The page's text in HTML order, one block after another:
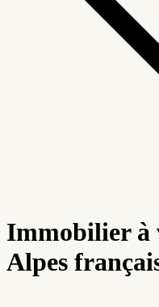
Immobilier à
Alpes